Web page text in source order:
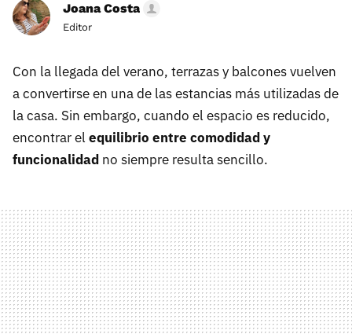
Joana Costa
Editor
Con la llegada del verano, terrazas y balcones vuelven
a convertirse en una de las estancias más utilizadas de
la casa. Sin embargo, cuando el espacio es reducido,
encontrar el equilibrio entre comodidad y
funcionalidad no siempre resulta sencillo.